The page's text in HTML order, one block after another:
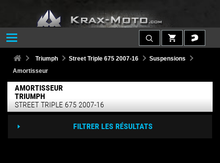
Triumph Street Triple 675 2007-16
Suspensions
Amortisseur
AMORTISSEUR
TRIUMPH
STREET TRIPLE 675 2007-16
FILTRER LES RÉSULTATS